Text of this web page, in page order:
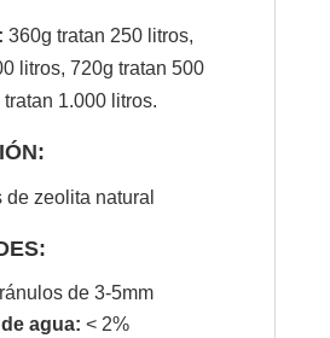
360g tratan 250 litros,
litros, 720g tratan 500
tratan 1.000 litros.
zeolita natural
de 3-5mm
agua: < 2%